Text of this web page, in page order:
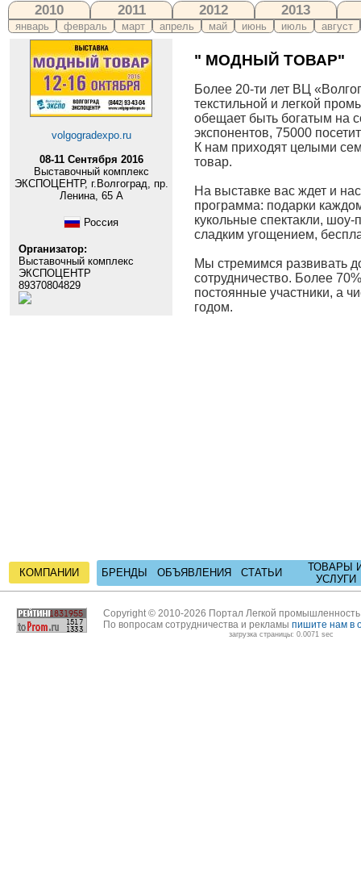
2010 2011 2012 2013
январь февраль март апрель май июнь июль август
volgogradexpo.ru
08-11 Сентября 2016
Выставочный комплекс
ЭКСПОЦЕНТР, г.Волгоград, пр.
Ленина, 65 А
Россия
Организатор:
Выставочный комплекс
ЭКСПОЦЕНТР
89370804829
" МОДНЫЙ ТОВАР"
Более 20-ти лет ВЦ
текстильной и легкой
обещает быть богатым на
экспонентов, 75000
К нам приходят целыми
товар.
На выставке вас ждет и
программа: подарки
кукольные спектакли,
сладким угощением,
Мы стремимся развивать
сотрудничество. Более
постоянные участники, а
годом.
КОМПАНИИ БРЕНДЫ ОБЪЯВЛЕНИЯ СТАТЬИ
ТОВАРЫ
УСЛУГИ
Copyright © 2010-2026 Портал Легкой
По вопросам сотрудничества и рекламы пишите нам в
загрузка страницы: 0.0071 sec